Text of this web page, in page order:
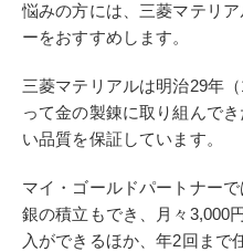
悩みの方には、三菱マテリ
ーをおすすめします。
三菱マテリアルは明治29年
って金の製錬に取り組んで
い品質を保証しています。
マイ・ゴールドパートナー
銀の積立もでき、月々3,000
入ができるほか、年2回まで